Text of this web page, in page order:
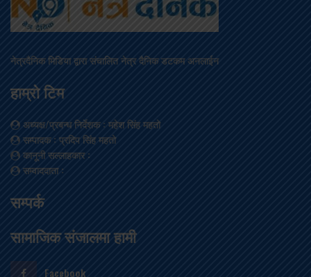
नेत्रदैनिक मिडिया द्वारा संचालित नेत्र दैनिक डटकम अनलाईन
हाम्रो टिम
अध्यक्ष/प्रबन्ध निर्देशक: महेश सिंह महतो
सम्पादक: प्रदिप सिंह महतो
कानूनी सल्लाहकार:
सम्वाददाता:
सम्पर्क
सामाजिक संजालमा हामी
Facebook